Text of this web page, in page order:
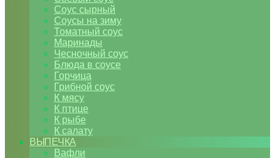
Соус сырный
Соусы на зиму
Томатный соус
Маринады
Чесночный соус
Блюда в соусе
Горчица
Грибной соус
К мясу
К птице
К рыбе
К салату
ВЫПЕЧКА
Вафли